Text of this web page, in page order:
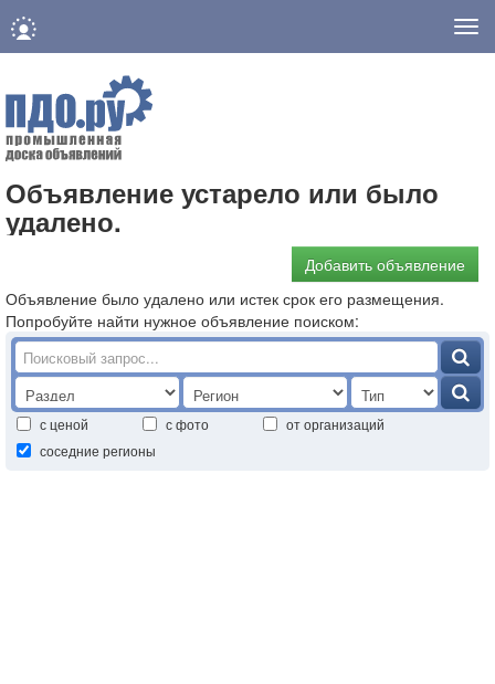
Объявление устарело или было
удалено.
Добавить объявление
Объявление было удалено или истек срок его размещения.
Попробуйте найти нужное объявление поиском:
с ценой с фото
от организаций
соседние регионы